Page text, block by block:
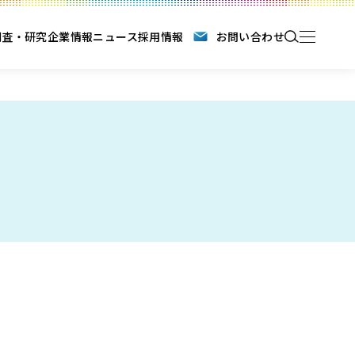
・研究企業情報ニュース採用情報 お問い合わせ